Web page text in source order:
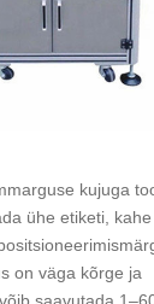
kujuga
ühe etiketi,
on väga kõrge ja